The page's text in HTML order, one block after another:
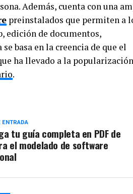
Además, cuenta con una
preinstalados que permiten a
edición de documentos,
basa en la creencia de que el
ha llevado a la
.
ENTRADA
tu guía completa en PDF de
el modelado de software